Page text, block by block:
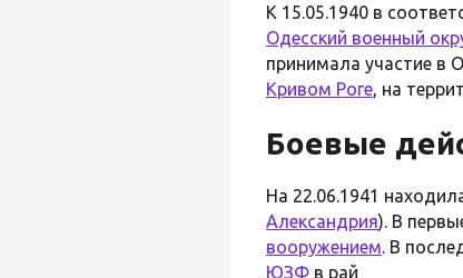
К 15.05.1940 в
Одесский военный
принимала участие в
Кривом Роге, на
Боевые
На 22.06.1941
Александрия). В
вооружением. В
ЮЗФ в рай